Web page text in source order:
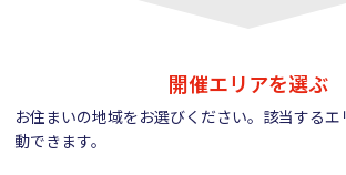
開催エリアを選ぶ
お住まいの地域をお選びください。該当する
動できます。